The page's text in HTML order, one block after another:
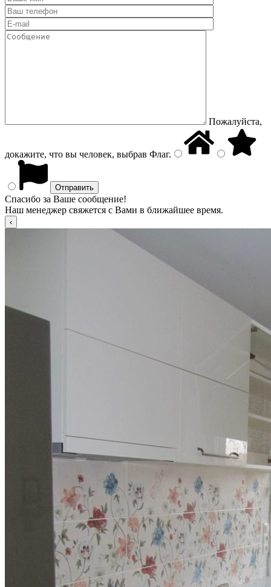
Пожалуйста,
докажите, что вы человек, выбрав Флаг.
Спасибо за Ваше сообщение!
Наш менеджер свяжется с Вами в ближайшее время.